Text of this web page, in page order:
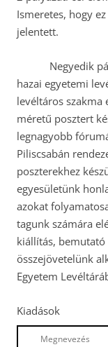
Ismeretes, hogy
jelentett.
Negyedik
hazai egyetemi
levéltáros szakma
méretű posztert
legnagyobb
Piliscsabán
poszterekhez
egyesületünk
azokat
tagunk számára
kiállítás, bemutató
összejövetelünk
Egyetem
Kiadások
Megnevezés